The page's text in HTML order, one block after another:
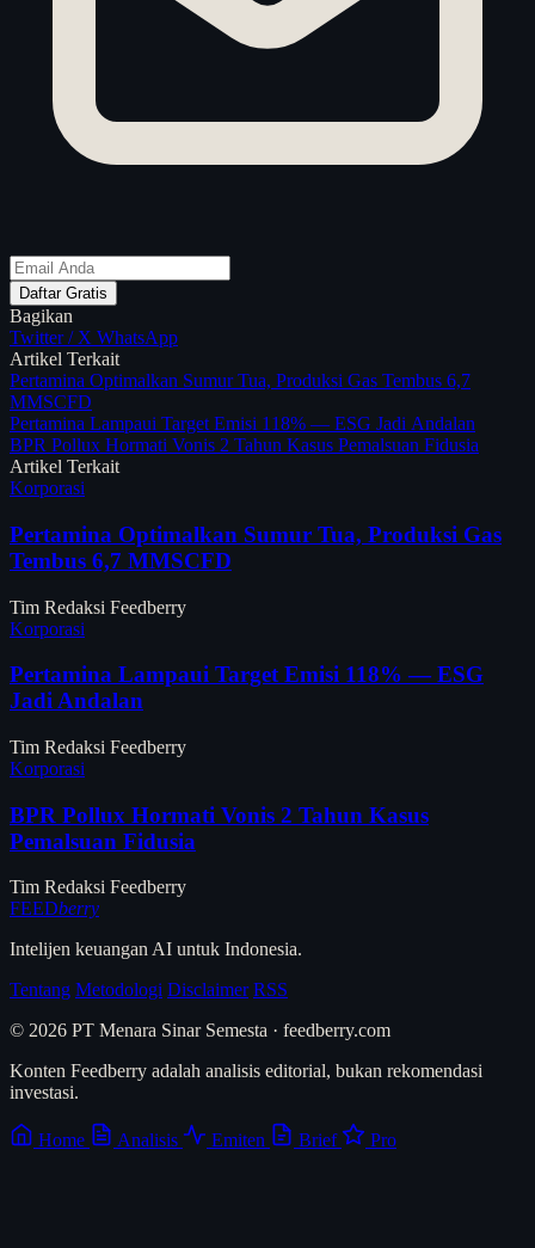
Daftar Gratis
Bagikan
Twitter / X WhatsApp
Artikel Terkait
Pertamina Optimalkan Sumur Tua, Produksi Gas Tembus 6,7
MMSCFD
Pertamina Lampaui Target Emisi 118% — ESG Jadi Andalan
BPR Pollux Hormati Vonis 2 Tahun Kasus Pemalsuan Fidusia
Artikel Terkait
Korporasi
Pertamina Optimalkan Sumur Tua, Produksi Gas
Tembus 6,7 MMSCFD
Tim Redaksi Feedberry
Korporasi
Pertamina Lampaui Target Emisi 118% — ESG
Jadi Andalan
Tim Redaksi Feedberry
Korporasi
BPR Pollux Hormati Vonis 2 Tahun Kasus
Pemalsuan Fidusia
Tim Redaksi Feedberry
FEEDberry
Intelijen keuangan AI untuk Indonesia.
Tentang Metodologi Disclaimer RSS
© 2026 PT Menara Sinar Semesta · feedberry.com
Konten Feedberry adalah analisis editorial, bukan rekomendasi
investasi.
Home Analisis Emiten Brief Pro